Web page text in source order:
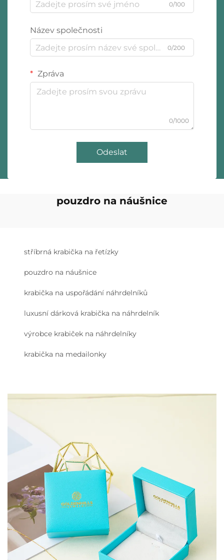
0/100
Název společnosti
0/200
Zpráva
0/1000
Odeslat
pouzdro na náušnice
stříbrná krabička na řetízky
pouzdro na náušnice
krabička na uspořádání náhrdelníků
luxusní dárková krabička na náhrdelník
výrobce krabiček na náhrdelníky
krabička na medailonky